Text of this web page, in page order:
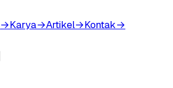
→Karya→Artikel→Kontak→